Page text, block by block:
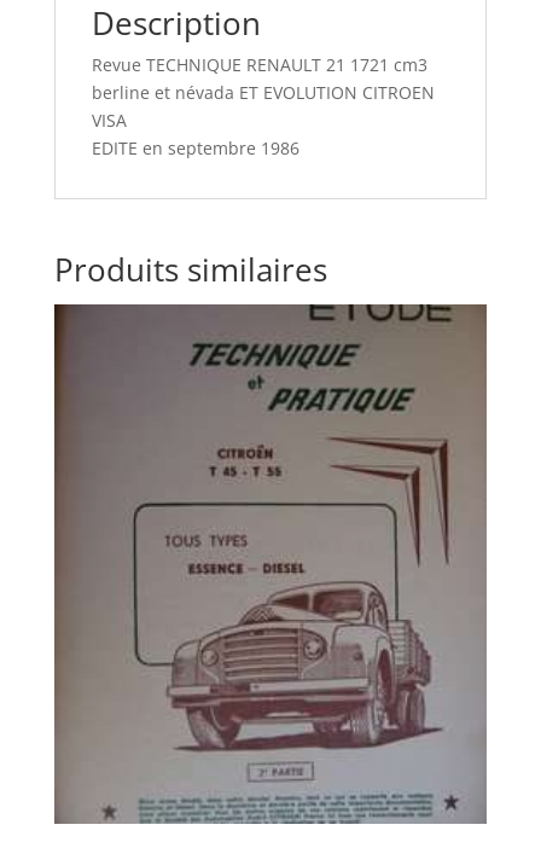
CITROENDescription
Revue TECHNIQUE RENAULT 21 1721 cm3
berline et névada ET EVOLUTION CITROEN
VISA
EDITE en septembre 1986
Produits similaires